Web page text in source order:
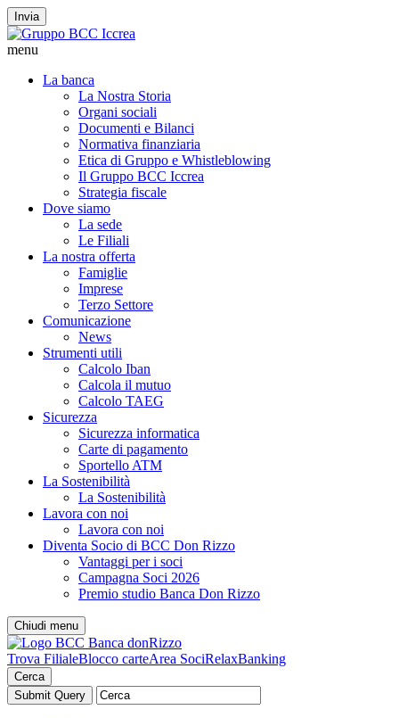
Invia
menu
La banca
La Nostra Storia
Organi sociali
Documenti e Bilanci
Normativa finanziaria
Etica di Gruppo e Whistleblowing
Il Gruppo BCC Iccrea
Strategia fiscale
Dove siamo
La sede
Le Filiali
La nostra offerta
Famiglie
Imprese
Terzo Settore
Comunicazione
News
Strumenti utili
Calcolo Iban
Calcola il mutuo
Calcolo TAEG
Sicurezza
Sicurezza informatica
Carte di pagamento
Sportello ATM
La Sostenibilità
La Sostenibilità
Lavora con noi
Lavora con noi
Diventa Socio di BCC Don Rizzo
Vantaggi per i soci
Campagna Soci 2026
Premio studio Banca Don Rizzo
Chiudi menu
Trova FilialeBlocco carteArea SociRelaxBanking
Cerca